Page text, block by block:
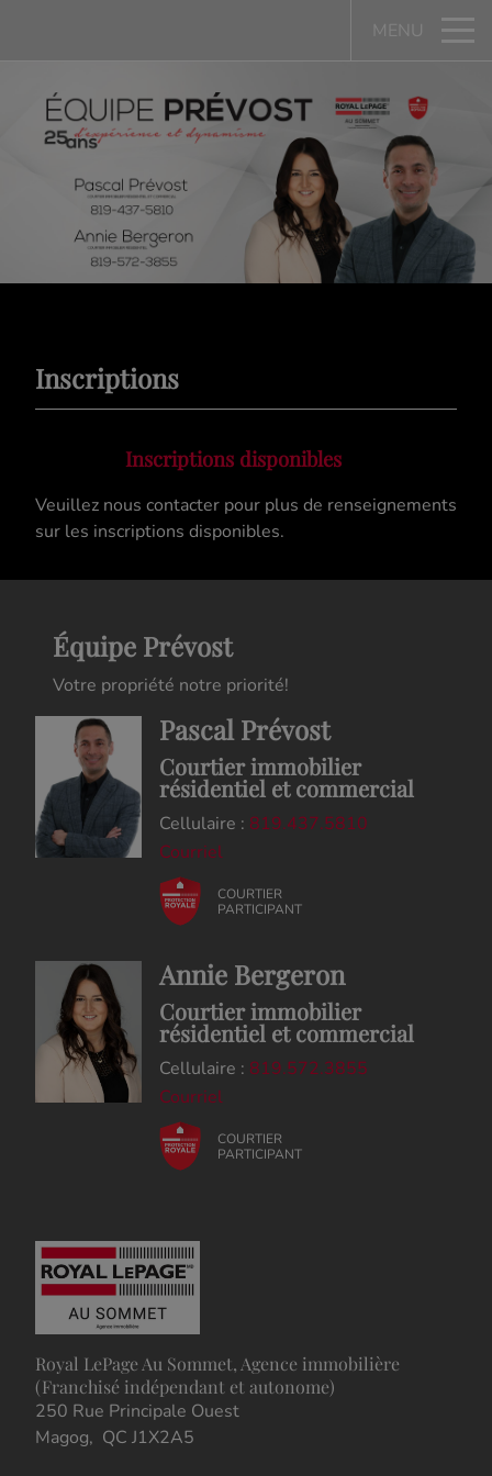
MENU
Inscriptions
Inscriptions disponibles
Veuillez nous contacter pour plus de renseignements
sur les inscriptions disponibles.
Équipe Prévost
Votre propriété notre priorité!
Pascal Prévost
Courtier immobilier
résidentiel et commercial
Cellulaire : 819.437.5810
Courriel
COURTIER
PARTICIPANT
Annie Bergeron
Courtier immobilier
résidentiel et commercial
Cellulaire : 819.572.3855
Courriel
COURTIER
PARTICIPANT
Royal LePage Au Sommet, Agence immobilière
(Franchisé indépendant et autonome)
250 Rue Principale Ouest
Magog, QC J1X2A5